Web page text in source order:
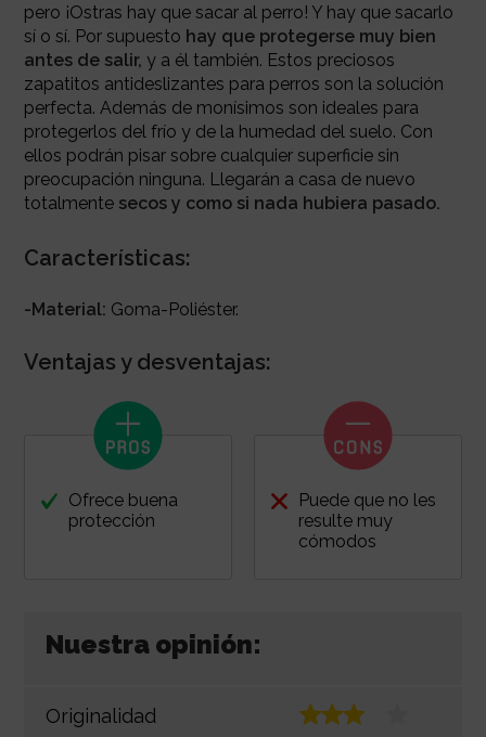
pero ¡Ostras hay que sacar al perro! Y hay que sacarlo
sí o sí. Por supuesto hay que protegerse muy bien
antes de salir, y a él también. Estos preciosos
zapatitos antideslizantes para perros son la solución
perfecta. Además de monísimos son ideales para
protegerlos del frío y de la humedad del suelo. Con
ellos podrán pisar sobre cualquier superficie sin
preocupación ninguna. Llegarán a casa de nuevo
totalmente secos y como si nada hubiera pasado.
Características:
-Material: Goma-Poliéster.
Ventajas y desventajas:
Ofrece buena
protección
Puede que no les
resulte muy
cómodos
Nuestra opinión:
Originalidad